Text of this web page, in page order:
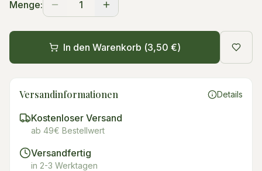
Menge: 1
In den Warenkorb (3,50 €)
Versandinformationen Details
Kostenloser Versand
ab 49€ Bestellwert
Versandfertig
in 2-3 Werktagen